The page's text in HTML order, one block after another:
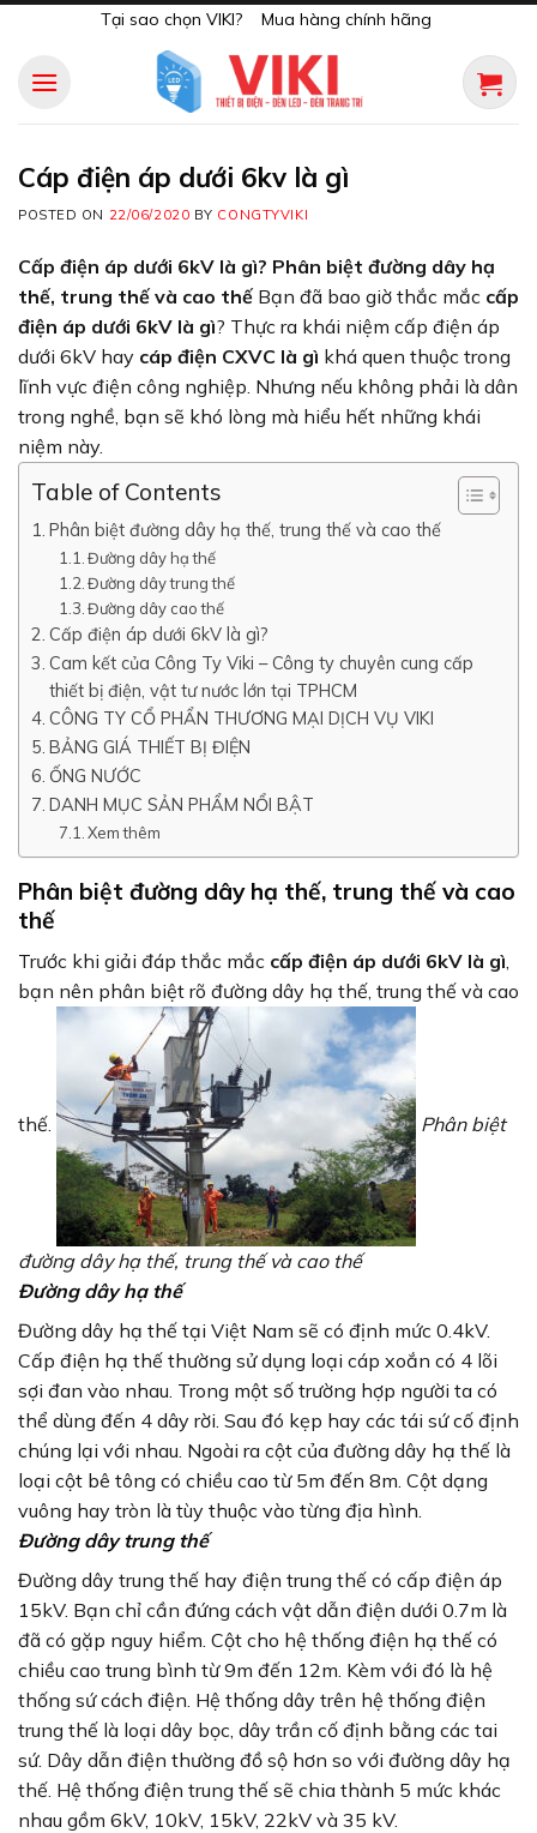
content
Tại sao chọn VIKI? Mua hàng chính hãng
Cáp điện áp dưới 6kv là gì
POSTED ON 22/06/2020 BY CONGTYVIKI
Cấp điện áp dưới 6kV là gì? Phân biệt đường dây hạ
thế, trung thế và cao thế Bạn đã bao giờ thắc mắc cấp
điện áp dưới 6kV là gì? Thực ra khái niệm cấp điện áp
dưới 6kV hay cáp điện CXVC là gì khá quen thuộc trong
lĩnh vực điện công nghiệp. Nhưng nếu không phải là dân
trong nghề, bạn sẽ khó lòng mà hiểu hết những khái
niệm này.
Table of Contents
Phân biệt đường dây hạ thế, trung thế và cao thế
Đường dây hạ thế
Đường dây trung thế
Đường dây cao thế
Cấp điện áp dưới 6kV là gì?
Cam kết của Công Ty Viki – Công ty chuyên cung cấp
thiết bị điện, vật tư nước lớn tại TPHCM
CÔNG TY CỔ PHẨN THƯƠNG MẠI DỊCH VỤ VIKI
BẢNG GIÁ THIẾT BỊ ĐIỆN
ỐNG NƯỚC
DANH MỤC SẢN PHẨM NỔI BẬT
Xem thêm
Phân biệt đường dây hạ thế, trung thế và cao
thế
Trước khi giải đáp thắc mắc cấp điện áp dưới 6kV là gì
bạn nên phân biệt rõ đường dây hạ thế, trung thế và cao
thế. Phân biệt
đường dây hạ thế, trung thế và cao thế
Đường dây hạ thế
Đường dây hạ thế tại Việt Nam sẽ có định mức 0.4kV.
Cấp điện hạ thế thường sử dụng loại cáp xoắn có 4 lõi
sợi đan vào nhau. Trong một số trường hợp người ta có
thể dùng đến 4 dây rời. Sau đó kẹp hay các tái sứ cố định
chúng lại với nhau. Ngoài ra cột của đường dây hạ thế là
loại cột bê tông có chiều cao từ 5m đến 8m. Cột dạng
vuông hay tròn là tùy thuộc vào từng địa hình.
Đường dây trung thế
Đường dây trung thế hay điện trung thế có cấp điện áp
15kV. Bạn chỉ cần đứng cách vật dẫn điện dưới 0.7m là
đã có gặp nguy hiểm. Cột cho hệ thống điện hạ thế có
chiều cao trung bình từ 9m đến 12m. Kèm với đó là hệ
thống sứ cách điện. Hệ thống dây trên hệ thống điện
trung thế là loại dây bọc, dây trần cố định bằng các tai
sứ. Dây dẫn điện thường đồ sộ hơn so với đường dây hạ
thế. Hệ thống điện trung thế sẽ chia thành 5 mức khác
nhau gồm 6kV, 10kV, 15kV, 22kV và 35 kV.